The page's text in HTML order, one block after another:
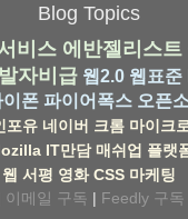
Blog Topics
비스 에반젤리스트
자비급 웹2.0 웹표준
이폰 파이어폭스 오픈
포유 네이버 크롬 마이크
IT만담 매쉬업 플랫
웹 서평 영화 CSS 마케팅
이메일 구독 | Feedly 구독